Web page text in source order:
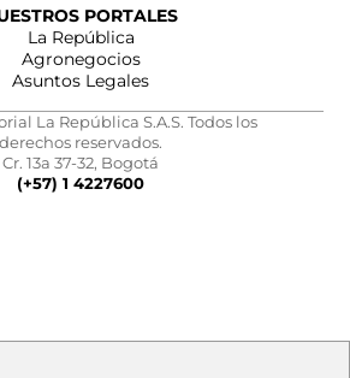
PORTALES
La República
Agronegocios
Asuntos Legales
La República S.A.S. Todos los
derechos reservados.
Cr. 13a 37-32, Bogotá
(+57) 1 4227600